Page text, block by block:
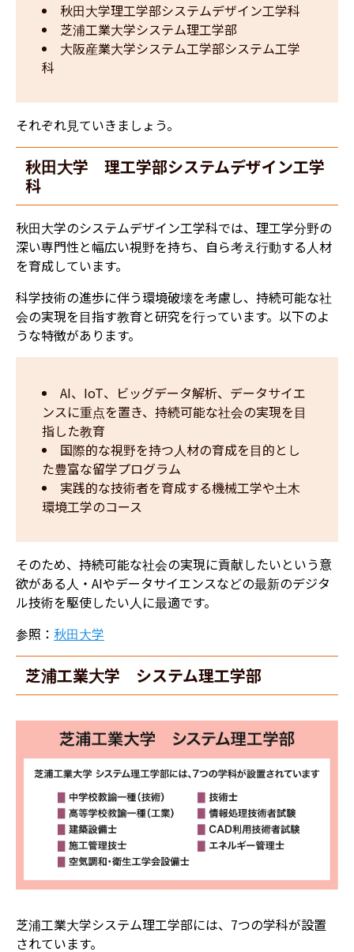
秋田大学理工学部システムデザイン工学科
芝浦工業大学システム理工学部
大阪産業大学システム工学部システム工学
科
それぞれ見ていきましょう。
秋田大学 理工学部システムデザイン工学
科
秋田大学のシステムデザイン工学科では、理工学分野の
深い専門性と幅広い視野を持ち、自ら考え行動する人材
を育成しています。
科学技術の進歩に伴う環境破壊を考慮し、持続可能な社
会の実現を目指す教育と研究を行っています。以下のよ
うな特徴があります。
AI、IoT、ビッグデータ解析、データサイエ
ンスに重点を置き、持続可能な社会の実現を目
指した教育
国際的な視野を持つ人材の育成を目的とし
た豊富な留学プログラム
実践的な技術者を育成する機械工学や土木
環境工学のコース
そのため、持続可能な社会の実現に貢献したいという意
欲がある人・AIやデータサイエンスなどの最新のデジタ
ル技術を駆使したい人に最適です。
参照： 秋田大学
芝浦工業大学 システム理工学部
芝浦工業大学システム理工学部には、7つの学科が設置
されています。